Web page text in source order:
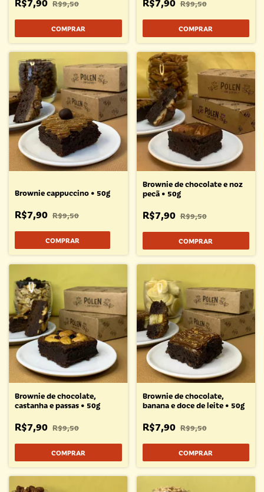
R$9,50 R$9,50
Brownie cappuccino • 50g
R$7,90 R$9,50
Brownie de chocolate e noz
pecã • 50g
R$7,90 R$9,50
Brownie de chocolate,
castanha e passas • 50g
R$7,90 R$9,50
Brownie de chocolate,
banana e doce de leite • 50g
R$7,90 R$9,50